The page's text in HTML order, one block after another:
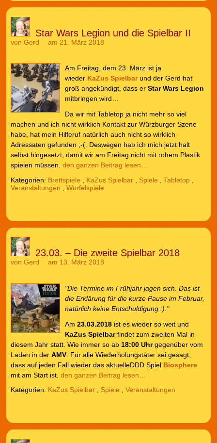
Star Wars Legion und die Spielbar II
von Gerd am 21. März 2018
Am Freitag, dem 23. März ist ja
wieder KaZus Spielbarund der Gerd hat
groß angekündigt, dass er Star Wars Legion
mitbringen wird…
Da wir mit Tabletop ja nicht mehr so viel
machen und ich nicht wirklich Kontakt zur Würzburger Szene
habe, hat mein Hilferuf natürlich auch nicht so wirklich
Adressaten gefunden ;-(. Deswegen hab ich mich jetzt halt
selbst hingesetzt, damit wir am Freitag nicht mit rohem Plastik
spielen müssen. den ganzen Beitrag lesen…
Kategorien: Brettspiele KaZus Spielbar, Spiele Tabletop
Veranstaltungen
Würfelspiele
23.03. – Die zweite Spielbar 2018
von Gerd am 13. März 2018
"Die Termine im Frühjahr jagen sich. Das ist
die Erklärung für die kurze Pause im Februar,
natürlich keine Entschuldigung :)."
Am 23.03.2018ist es wieder so weit und
KaZus Spielbarfindet zum zweiten Mal in
diesem Jahr statt. Wie immer so ab 18:00 Uhrgegenüber vom
Laden in der AMV. Für alle Wiederholungstäter sei gesagt,
dass auf jeden Fall wieder das aktuelleDDD Spiel Biosphere
mit am Start ist. den ganzen Beitrag lesen…
Kategorien: KaZus Spielbar, Spiele Veranstaltungen